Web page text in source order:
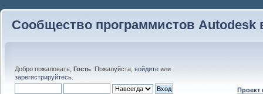
Сообщество программистов Autodesk
Добро пожаловать, Гость . Пожалуйста, войдите или
зарегистрируйтесь
Проект